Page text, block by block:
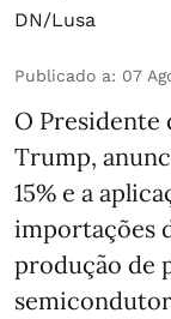
DN/Lusa
Publicado a: 07
O Presidente
Trump,
15% e a
importações
produção de